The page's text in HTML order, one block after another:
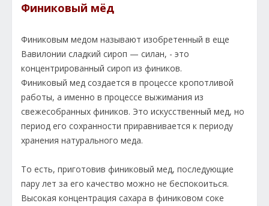
Финиковый мёд
Финиковым медом называют изобретенный в еще
Вавилонии сладкий сироп — силан, - это
концентрированный сироп из фиников.
Финиковый мед создается в процессе кропотливой
работы, а именно в процессе выжимания из
свежесобранных фиников. Это искусственный мед, но
период его сохранности приравнивается к периоду
хранения натурального меда.
То есть, приготовив финиковый мед, последующие
пару лет за его качество можно не беспокоиться.
Высокая концентрация сахара в финиковом соке